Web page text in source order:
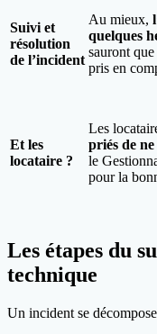
Suivi et
résolution
de l’incident
Au mieux,
quelques
sauront
pris en
Et les
locataire ?
Les
priés de
le
pour la
Les étapes du
technique
Un incident se